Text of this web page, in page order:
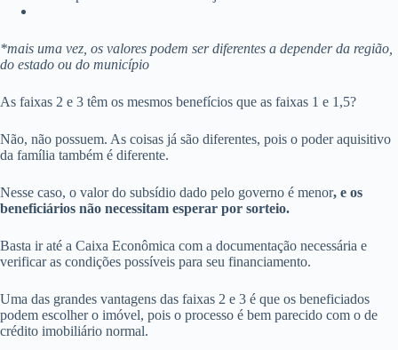
*mais uma vez, os valores podem ser diferentes a depender da região,
do estado ou do município
As faixas 2 e 3 têm os mesmos benefícios que as faixas 1 e 1,5?
Não, não possuem. As coisas já são diferentes, pois o poder aquisitivo
da família também é diferente.
Nesse caso, o valor do subsídio dado pelo governo é menor, e os
beneficiários não necessitam esperar por sorteio.
Basta ir até a Caixa Econômica com a documentação necessária e
verificar as condições possíveis para seu financiamento.
Uma das grandes vantagens das faixas 2 e 3 é que os beneficiados
podem escolher o imóvel, pois o processo é bem parecido com o de
crédito imobiliário normal.